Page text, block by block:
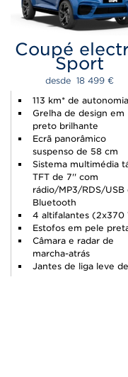
Coupé
Sport
desde 18 499 €
113 km* de autonomia
Grelha de design em
preto brilhante
Ecrã panorâmico
suspenso de 58 cm
Sistema multimédia
TFT de 7'' com
rádio/MP3/RDS/USB
Bluetooth
4 altifalantes (2x370
Estofos em pele
Câmara e radar de
marcha-atrás
Jantes de liga leve